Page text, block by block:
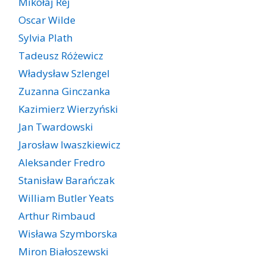
Oscar Wilde
Sylvia Plath
Tadeusz Różewicz
Władysław Szlengel
Zuzanna Ginczanka
Kazimierz Wierzyński
Jan Twardowski
Jarosław Iwaszkiewicz
Aleksander Fredro
Stanisław Barańczak
William Butler Yeats
Arthur Rimbaud
Wisława Szymborska
Miron Białoszewski